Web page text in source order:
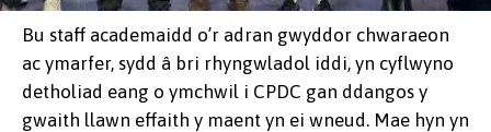
Bu staff academaidd o’r adran gwyddor chwaraeon
ac ymarfer, sydd â bri rhyngwladol iddi, yn cyflwyno
detholiad eang o ymchwil i CPDC gan ddangos y
gwaith llawn effaith y maent yn ei wneud. Mae hyn yn